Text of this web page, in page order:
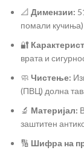
📐 Димензии:
помали кучиња)
🔐
врата и
🧼 Чистење:
(ПВЦ) долна
🔬 Материјал:
заштитен
🔢 Шифра на